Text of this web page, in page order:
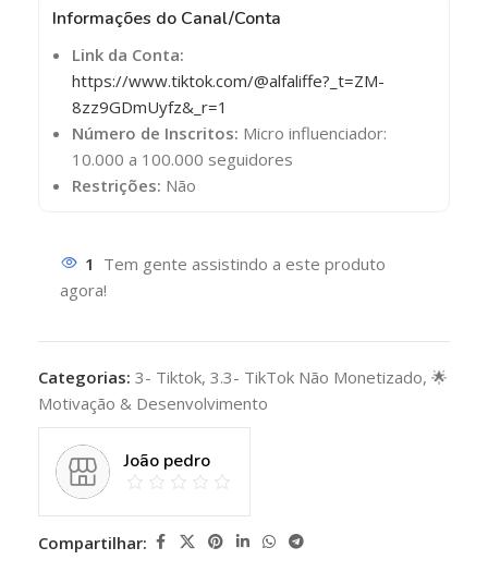
Informações do Canal/Conta
Link da Conta:
https://www.tiktok.com/@alfaliffe?_t=ZM-
8zz9GDmUyfz&_r=1
Número de Inscritos: Micro influenciador:
10.000 a 100.000 seguidores
Restrições: Não
1 Tem gente assistindo a este produto
agora!
Categorias: 3- Tiktok, 3.3- TikTok Não Monetizado, 🌟
Motivação & Desenvolvimento
João pedro
Compartilhar: